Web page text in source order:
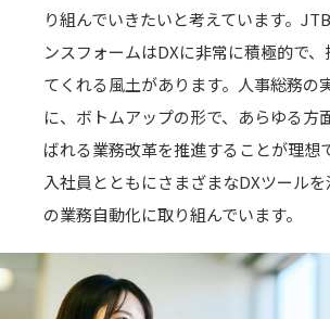
り組んでいきたいと考えています。
ンスフォームはDXに非常に積極的で
てくれる風土があります。人事総務の
に、ボトムアップの形で、あらゆる方
ばれる業務改革を推進することが理想
入社員とともにさまざまなDXツール
の業務自動化に取り組んでいます。